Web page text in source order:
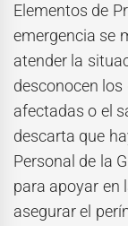
Elementos de
emergencia se
atender la
desconocen
afectadas o el
descarta que
Personal de la
para apoyar en
asegurar el